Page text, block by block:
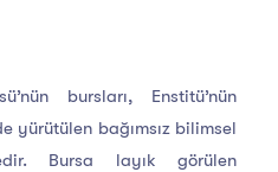
bursları, Enstitü’nün
yürütülen bağımsız bilimsel
Bursa layık görülen